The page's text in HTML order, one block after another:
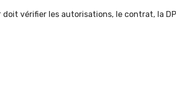
vérifier les autorisations, le contrat, la